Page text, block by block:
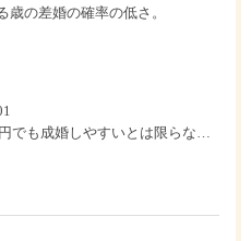
歳の差婚の確率の低さ。